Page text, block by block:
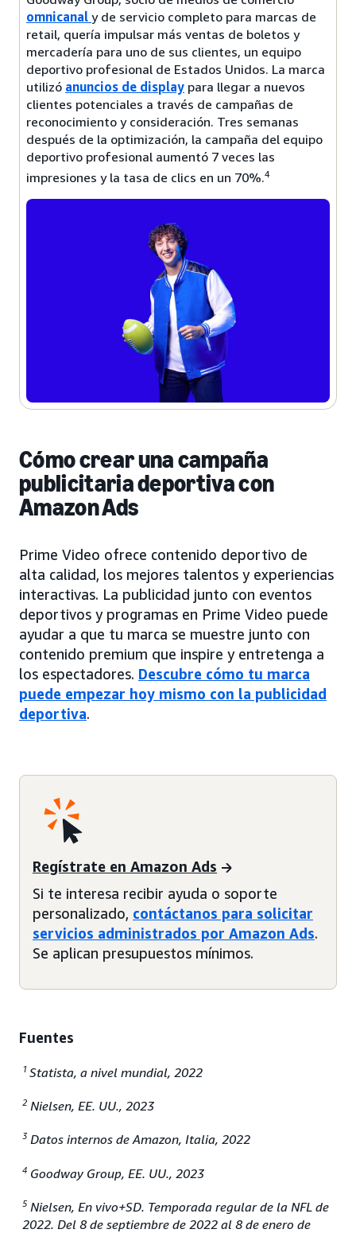
omnicanal y de servicio completo para marcas de
retail, quería impulsar más ventas de boletos y
mercadería para uno de sus clientes, un equipo
deportivo profesional de Estados Unidos. La marca
utilizó anuncios de display para llegar a nuevos
clientes potenciales a través de campañas de
reconocimiento y consideración. Tres semanas
después de la optimización, la campaña del equipo
deportivo profesional aumentó 7 veces las
impresiones y la tasa de clics en un 70%.4
Cómo crear una campaña
publicitaria deportiva con
Amazon Ads
Prime Video ofrece contenido deportivo de
alta calidad, los mejores talentos y experiencias
interactivas. La publicidad junto con eventos
deportivos y programas en Prime Video puede
ayudar a que tu marca se muestre junto con
contenido premium que inspire y entretenga a
los espectadores. Descubre cómo tu marca
puede empezar hoy mismo con la publicidad
deportiva.
Regístrate en Amazon Ads
Si te interesa recibir ayuda o soporte
personalizado, contáctanos para solicitar
servicios administrados por Amazon Ads.
Se aplican presupuestos mínimos.
Fuentes
1 Statista, a nivel mundial, 2022
2 Nielsen, EE. UU., 2023
3 Datos internos de Amazon, Italia, 2022
4 Goodway Group, EE. UU., 2023
5 Nielsen, En vivo+SD. Temporada regular de la NFL de
2022. Del 8 de septiembre de 2022 al 8 de enero de